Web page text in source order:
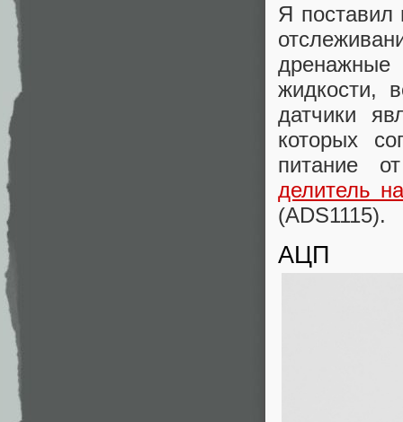
Я поставил
дренажные
жидкости,
датчики
которых
питание
делитель
(ADS1115).
АЦП